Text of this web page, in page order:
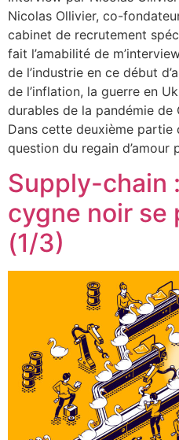
Nicolas Ollivier, co-
cabinet de recrutement
fait l’amabilité de
de l’industrie en ce début
de l’inflation, la guerre en
durables de la pandémie de
Dans cette deuxième partie
question du regain d’amour
Supply-chain
cygne noir se
(1/3)